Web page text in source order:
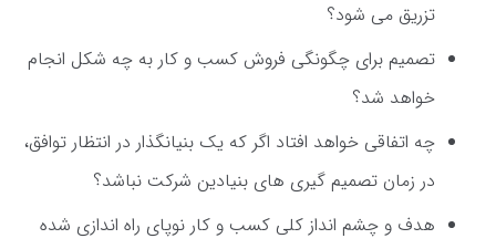
تزریق می شود؟
تصمیم برای چگونگی فروش کسب و کار به چه شکل انجام
خواهد شد؟
چه اتفاقی خواهد افتاد اگر که یک بنیانگذار در انتظار توافق،
در زمان تصمیم گیری های بنیادین شرکت نباشد؟
هدف و چشم انداز کلی کسب و کار نوپای راه اندازی شده